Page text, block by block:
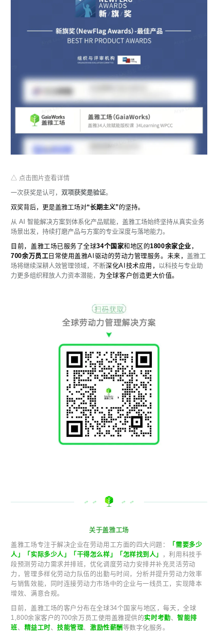
△ 点击图片查看详情
一次获奖是认可，双项获奖是验证。
双奖背后，更是盖雅工场对“长期主义”的坚持。
从 AI 智能解决方案到体系化产品赋能，盖雅工场始终坚持从真实业务
场景出发，持续打磨产品与方案的专业深度与落地能力。
目前，盖雅工场已服务了全球34个国家和地区的1800余家企业 ，
700余万员工 日常使用盖雅AI驱动的劳动力管理服务。未来， 盖雅工
场将继续深耕人效管理领域，不断深化AI技术应用，
以科技与专业助
力更多组织释放人力资本潜能， 为全球客户创造更大价值。
关于盖雅工场
盖雅工场专注于解决企业在劳动用工方面的四大问题：
「需要多少
人」「实际多少人」「干得怎么样」「怎样找到人」
，利用科技手
段预测劳动力需求并排班，优化调度劳动力安排并补充灵活劳动
力，管理多样化劳动力队伍的出勤与时间，分析并提升劳动力效率
与销售效能，同时连接劳动力市场中的企业与一线员工，实现降本
增效、满意合规。
目前，盖雅工场的客户分布在全球34个国家与地区，每天，全球
1,800余家客户的700余万员工使用盖雅提供的实时考勤、智能排
班、 精益工时、技能管理、 激励性薪酬等数字化服务。